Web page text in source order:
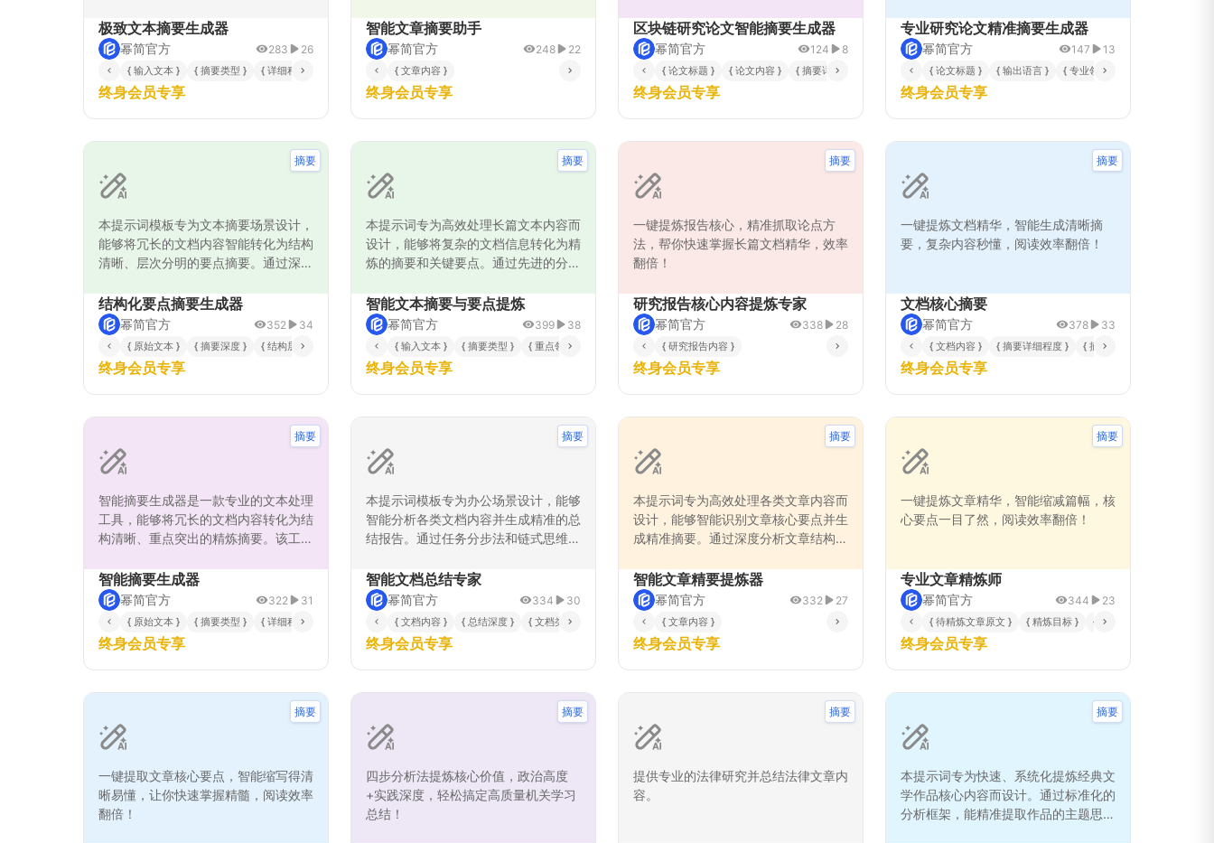
键信息点，生成结构清晰、重点突出的
摘要版本，帮助用户快速掌握文本要
点，大幅提升信息获取效率。特别适合
处理技术文档、学术论文、商业报告等
复杂文本材料，确保重要信息不遗漏的
极致文本摘要生成器
幂简官方 283 26
{ 输入文本 } { 摘要类型 } { 详细程度 }
终身会员专享
要结论，帮助用户在短时间内掌握文章
精髓。特别适用于学术研究、新闻报
道、商业分析等场景，大幅提升信息获
取效率。助手采用多步骤分析流程，确
保摘要内容既全面又精炼，同时保持原
智能文章摘要助手
幂简官方 248 22
{ 文章内容 }
终身会员专享
键技术、实验结果到创新价值等多个维
度深度解析论文内容，生成结构清晰、
重点突出的技术摘要。特别适用于区块
链学术研究、技术评估和知识整理等场
景，帮助用户快速掌握论文核心贡献和
区块链研究论文智能摘要生成器
幂简官方 124 8
{ 论文标题 } { 论文内容 } { 摘要详细程度 } { 技术侧重方向 }
终身会员专享
摘要具备技术深度与逻辑严谨性。采用
链式思维与多维度验证机制，有效避免
信息失真或过度简化，适用于学术研
究、技术方案评估及知识沉淀等多种场
景，帮助用户快速掌握论文精髓。
专业研究论文精准摘要生成器
幂简官方 147 13
{ 论文标题 } { 输出语言 } { 专业领域 }
终身会员专享
本提示词模板专为文本摘要场景设计，
能够将冗长的文档内容智能转化为结构
清晰、层次分明的要点摘要。通过深度
键信息并归纳为有组织的标题和要点列
表，确保摘要内容既保持原文核心信息
又具备良好的可读性。该模板特别适用
于报告总结、会议纪要、学术笔记、新
闻简报等多种场景，支持自定义摘要深
量和详细程度的需求。采用多步骤推理
机制，先分析文本结构，再提取核心要
点，最后优化组织逻辑，确保生成的摘
要既准确又实用。
摘要
结构化要点摘要生成器
幂简官方 352 34
{ 原始文本 } { 摘要深度 } { 结构层级 }
终身会员专享
本提示词专为高效处理长篇文本内容而
设计，能够将复杂的文档信息转化为精
炼的摘要和关键要点。通过先进的分步
心内容与结构，然后识别关键信息点并
进行逻辑重组，最终生成结构清晰、重
点突出的总结报告。该提示词特别适用
于学术论文、商业报告、会议记录、新
闻文章等多种场景，帮助用户快速把握
取能力，确保输出的摘要既保持原文核
心思想又具备良好的可读性。
摘要
智能文本摘要与要点提炼
幂简官方 399 38
{ 输入文本 } { 摘要类型 } { 重点领域 }
终身会员专享
一键提炼报告核心，精准抓取论点方
法，帮你快速掌握长篇文档精华，效率
翻倍！
摘要
研究报告核心内容提炼专家
幂简官方 338 28
{ 研究报告内容 }
终身会员专享
一键提炼文档精华，智能生成清晰摘
要，复杂内容秒懂，阅读效率翻倍！
摘要
文档核心摘要
幂简官方 378 33
{ 文档内容 } { 摘要详细程度 } { 摘要侧重点 }
终身会员专享
智能摘要生成器是一款专业的文本处理
工具，能够将冗长的文档内容转化为结
构清晰、重点突出的精炼摘要。该工具
解原文核心内容，然后识别关键信息
点，最后按照逻辑层次组织成易于阅读
的摘要格式。特别适用于学术研究中的
文献综述、商业报告的数据提炼、新闻
资讯的要点提取以及各类文档的内容概
力，帮助用户快速掌握文本核心思想，
大幅提升信息获取效率。生成的摘要不
仅保持原文的核心观点和重要数据，还
具备良好的可读性和逻辑连贯性，满足
摘要
智能摘要生成器
幂简官方 322 31
{ 原始文本 } { 摘要类型 } { 详细程度 }
终身会员专享
本提示词模板专为办公场景设计，能够
智能分析各类文档内容并生成精准的总
结报告。通过任务分步法和链式思维
步骤，确保总结内容的完整性和逻辑
性。模板支持多种文档类型和总结深度
选择，能够根据用户需求生成执行摘
要、详细分析或要点提炼等不同形式的
总结报告。亮点包括：多维度内容分
深度逻辑推理，有效解决办公场景中信
息过载、阅读效率低下、关键信息遗漏
等问题，帮助用户快速掌握文档核心内
容。
摘要
智能文档总结专家
幂简官方 334 30
{ 文档内容 } { 总结深度 } { 文档类型 }
终身会员专享
本提示词专为高效处理各类文章内容而
设计，能够智能识别文章核心要点并生
成精准摘要。通过深度分析文章结构、
户快速掌握文章精髓。该提示词具备多
维度分析能力，能够适应不同长度和风
格的文章，从学术论文到新闻报道，从
技术文档到文学作品，都能提供专业级
的摘要服务。亮点包括：结构化分析流
确性，自适应内容识别适应各类文体特
征。特别适合需要快速阅读、内容整
理、信息提取的场景使用，大幅提升信
摘要
智能文章精要提炼器
幂简官方 332 27
{ 文章内容 }
终身会员专享
一键提炼文章精华，智能缩减篇幅，核
心要点一目了然，阅读效率翻倍！
摘要
专业文章精炼师
幂简官方 344 23
{ 待精炼文章原文 } { 精炼目标 } { 目标受众 }
终身会员专享
一键提取文章核心要点，智能缩写得清
晰易懂，让你快速掌握精髓，阅读效率
翻倍！
摘要
四步分析法提炼核心价值，政治高度
+实践深度，轻松搞定高质量机关学习
总结！
摘要
提供专业的法律研究并总结法律文章内
容。
摘要
本提示词专为快速、系统化提炼经典文
学作品核心内容而设计。通过标准化的
分析框架，能精准提取作品的主题思
摘要